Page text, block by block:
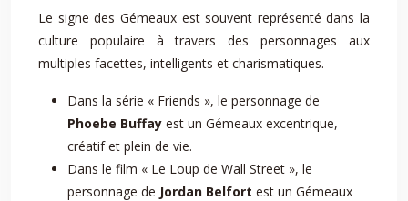
Le signe des Gémeaux est souvent représenté dans la
culture populaire à travers des personnages aux
multiples facettes, intelligents et charismatiques.
Dans la série « Friends », le personnage de
Phoebe Buffay est un Gémeaux excentrique,
créatif et plein de vie.
Dans le film « Le Loup de Wall Street », le
personnage de Jordan Belfort est un Gémeaux